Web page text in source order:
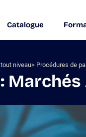
Catalogue
niveau Procédures de